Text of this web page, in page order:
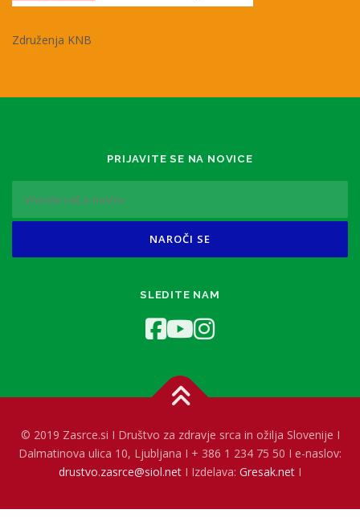
Združenja KNB
PRIJAVITE SE NA NOVICE
SLEDITE NAM
© 2019 Zasrce.si I Društvo za zdravje srca in ožilja Slovenije I
Dalmatinova ulica 10, Ljubljana I + 386 1 234 75 50 I e-naslov:
drustvo.zasrce@siol.net I Izdelava: Gresak.net I